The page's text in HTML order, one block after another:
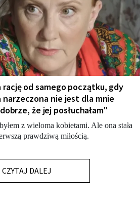
rację od samego początku, gdy
narzeczona nie jest dla mnie
że jej posłuchałam"
z wieloma kobietami. Ale ona stała
prawdziwą miłością.
CZYTAJ DALEJ